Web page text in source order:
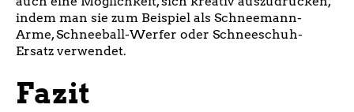
indem man sie zum Beispiel als Schneemann-
Arme, Schneeball-Werfer oder Schneeschuh-
Ersatz verwendet.
Fazit